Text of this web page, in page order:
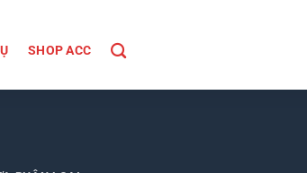
SHOP ACC